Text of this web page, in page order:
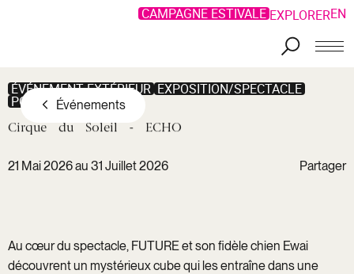
CAMPAGNE ESTIVALE EXPLOREREN
Événements
ÉVÉNEMENT EXTÉRIEUR EXPOSITION/SPECTACLE
PORT/VIEUX-PORT
Cirque du Soleil - ECHO
21 Mai 2026 au 31 Juillet 2026
Partager
copié !
LinkedIn
Twitter
Au cœur du spectacle, FUTURE et son fidèle chien Ewai
découvrent un mystérieux cube qui les entraîne dans une